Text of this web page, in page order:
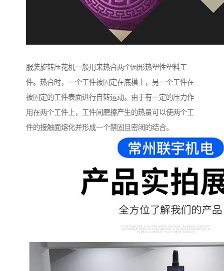
服装旋转压花机一般用来热合两个圆形热塑性塑料工
件。热合时，一个工件被固定在底模上，另一个工件在
被固定的工件表面进行自转运动。由于有一定的压力作
用在两个工件上，工件间磨擦产生的热量可以使两个工
件的接触面熔化并形成一个禁固且密闭的结合。